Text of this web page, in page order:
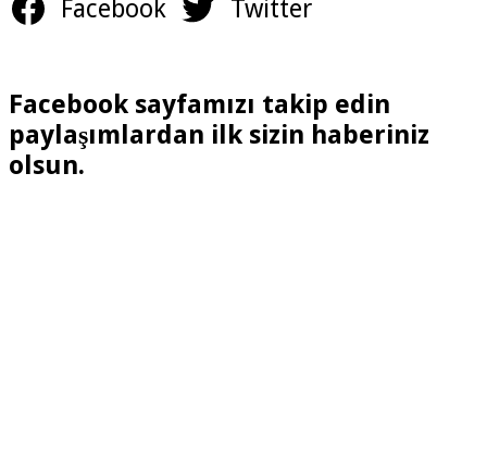
Facebook
Twitter
Facebook sayfamızı takip edin
paylaşımlardan ilk sizin haberiniz
olsun.